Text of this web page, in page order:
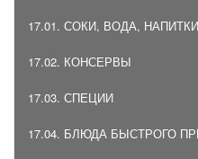
17.01. СОКИ, ВОДА, НАПИТКИ
17.02. КОНСЕРВЫ
17.03. СПЕЦИИ
17.04. БЛЮДА БЫСТРОГО